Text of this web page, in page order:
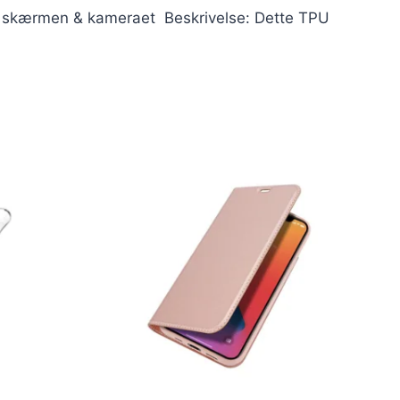
& kameraet Beskrivelse: Dette TPU